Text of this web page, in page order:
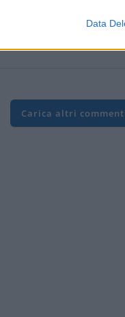
Data
diceva mia madre!
Carica altri